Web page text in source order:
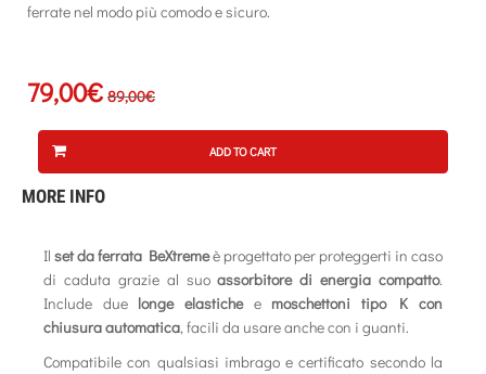
ferrate nel modo più comodo e sicuro.
79,00€ 89,00€
ADD TO CART
MORE INFO
Il set da ferrata BeXtremeè progettato per proteggerti in caso
di caduta grazie al suoassorbitore di energia compatto.
Include due longe elastichee moschettoni tipo K con
chiusura automatica, facili da usare anche con i guanti.
Compatibile con qualsiasi imbrago e certificato secondo la